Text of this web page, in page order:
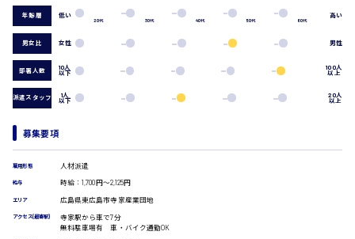
医師
看護助手
看護師
オフィスワーク系
貿易事務
コールセンターオペレーター
広島市南区
広島市西区
広島市安佐南区
時給1300円～
時給1400円～
年齢層 低い
20代 30代 40代 50代 60代
高い
男女比 女性 男性
部署人数 10人
以下
100人
以上
派遣スタッフ 1人
以下
20人
以上
募集要項
雇用形態 人材派遣
給与 時給：1,700円～2,125円
エリア 広島県東広島市寺家産業団地
アクセス(最寄駅)
寺家駅から車で7分
無料駐車場有 車・バイク通勤OK